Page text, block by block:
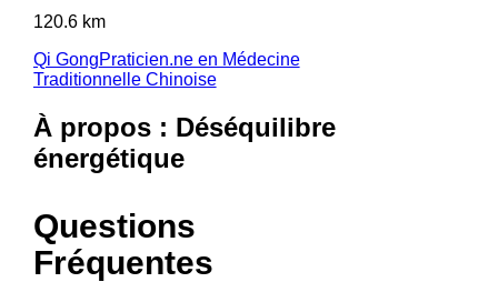
120.6 km
Qi GongPraticien.ne en Médecine
Traditionnelle Chinoise
À propos : Déséquilibre
énergétique
Questions
Fréquentes